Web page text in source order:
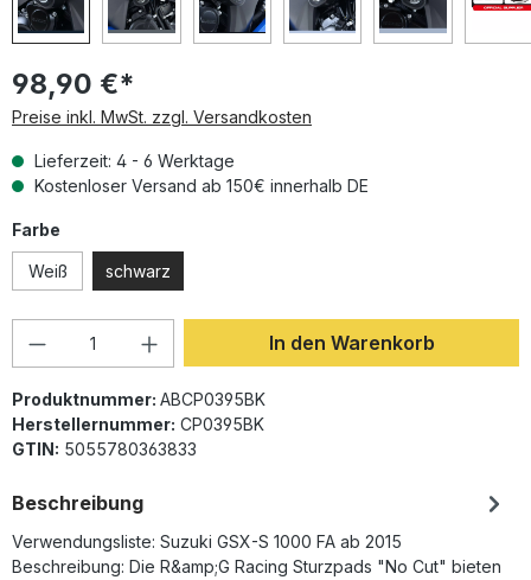
98,90 €*
Preise inkl. MwSt. zzgl. Versandkosten
Lieferzeit: 4 - 6 Werktage
Kostenloser Versand ab 150€ innerhalb DE
Farbe
Weiß schwarz
Produkt Anzahl: Gib den gewünschten
In den Warenkorb
Produktnummer: ABCP0395BK
Herstellernummer: CP0395BK
GTIN: 5055780363833
Beschreibung
Verwendungsliste: Suzuki GSX-S 1000 FA ab 2015
Beschreibung: Die R&amp;G Racing Sturzpads "No Cut" bieten